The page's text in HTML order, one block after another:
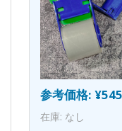
参考価格: ¥545
在庫: なし